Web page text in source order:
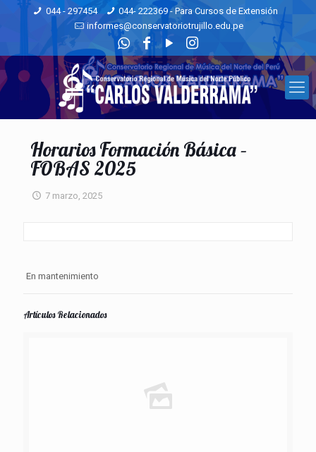
044 - 297454
044- 222369 - Para Cursos de Extensión
informes@conservatoriotrujillo.edu.pe
Horarios Formación Básica –
FOBAS 2025
7 marzo, 2025
En mantenimiento
Artículos Relacionados